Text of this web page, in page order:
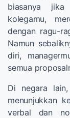
biasanya
kolegamu,
dengan ragu-
Namun
diri,
semua
Di negara
menunjukkan
verbal dan